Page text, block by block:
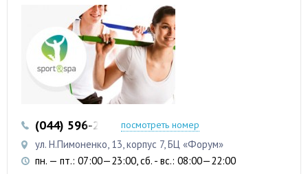
(044) 596-23-23посмотреть номер
ул. Н.Пимоненко, 13, корпус 7, БЦ «Форум»
пн. — пт.: 07:00—23:00, сб. - вс.: 08:00—22:00